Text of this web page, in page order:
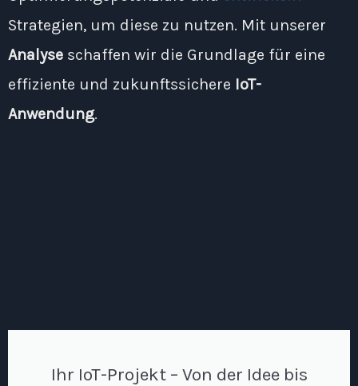
Strategien, um diese zu nutzen. Mit unserer
Analyse schaffen wir die Grundlage für eine
effiziente und zukunftssichere IoT-
Anwendung.
Ihr IoT-Projekt – Von der Idee bis